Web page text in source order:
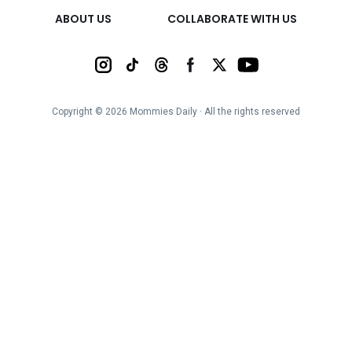
ABOUT US COLLABORATE WITH US
Copyright © 2026 Mommies Daily ∙ All the rights reserved